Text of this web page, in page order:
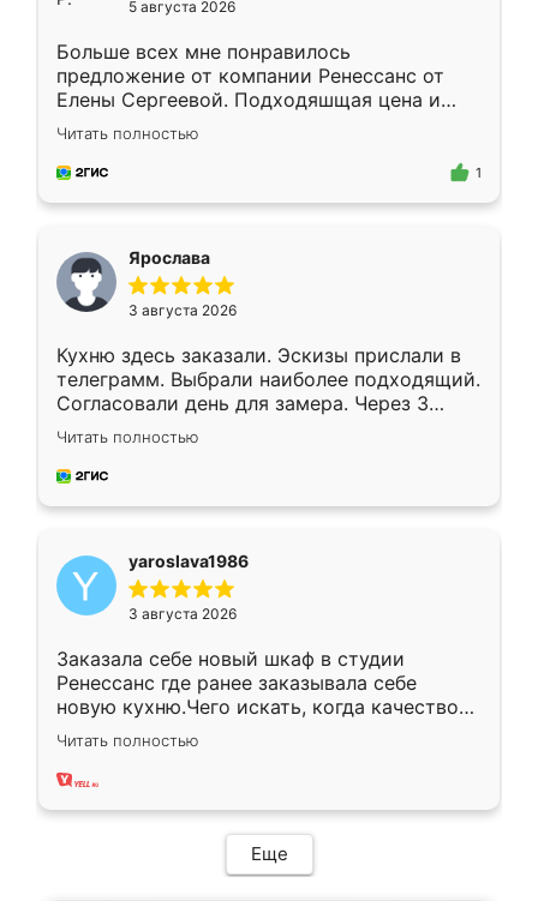
5 августа 2026
Больше всех мне понравилось
предложение от компании Ренессанс от
Елены Сергеевой. Подходяшщая цена и
короткие сроки изготовления. Приехавший
для замера сотрудник Владислав
предложил по моему эскизу самый
Читать полностью
1
Ярослава
3 августа 2026
Кухню здесь заказали. Эскизы прислали в
телеграмм. Выбрали наиболее подходящий.
Согласовали день для замера. Через 3
недели кухня была уже готова. Остались
довольны работой. Спасибо Ренессанс
мебель за качественную работу!
Читать полностью
yaroslava1986
3 августа 2026
Заказала себе новый шкаф в студии
Ренессанс где ранее заказывала себе
новую кухню.Чего искать, когда качеством
вполне довольна. Служит кухня уже почти
два года, нареканий нет.
Читать полностью
Еще